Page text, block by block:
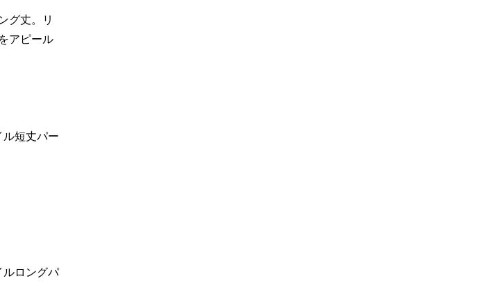
グ丈。リ
アピール
短丈パー
ルロングパ